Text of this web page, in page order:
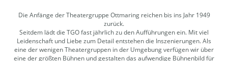
Die Anfänge der Theatergruppe Ottmaring reichen bis ins Jahr 1949
zurück.
Seitdem lädt die TGO fast jährlich zu den Aufführungen ein. Mit viel
Leidenschaft und Liebe zum Detail entstehen die Inszenierungen. Als
eine der wenigen Theatergruppen in der Umgebung verfügen wir über
eine der größten Bühnen und gestalten das aufwendige Bühnenbild für